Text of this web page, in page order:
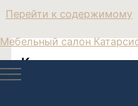
Перейти к содержимому
Мебельный салон
Купить